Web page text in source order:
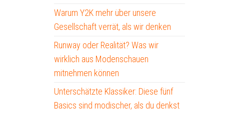
Warum Y2K mehr über unsere
Gesellschaft verrät, als wir denken
Runway oder Realität? Was wir
wirklich aus Modenschauen
mitnehmen können
Unterschätzte Klassiker: Diese fünf
Basics sind modischer, als du denkst